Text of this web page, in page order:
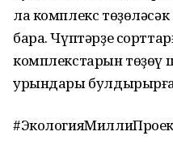
ла комплекс
бара. Чүптәрҙе
комплекстарын төҙөү
урындары булдырырға